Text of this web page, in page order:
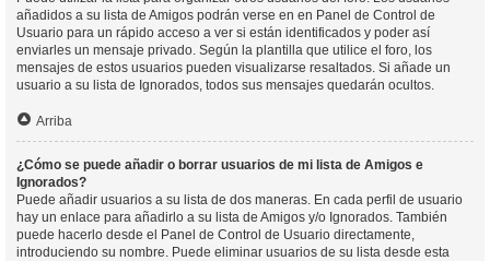
añadidos a su lista de Amigos podrán verse en en Panel de Control de
Usuario para un rápido acceso a ver si están identificados y poder así
enviarles un mensaje privado. Según la plantilla que utilice el foro, los
mensajes de estos usuarios pueden visualizarse resaltados. Si añade un
usuario a su lista de Ignorados, todos sus mensajes quedarán ocultos.
Arriba
¿Cómo se puede añadir o borrar usuarios de mi lista de Amigos e
Ignorados?
Puede añadir usuarios a su lista de dos maneras. En cada perfil de usuario
hay un enlace para añadirlo a su lista de Amigos y/o Ignorados. También
puede hacerlo desde el Panel de Control de Usuario directamente,
introduciendo su nombre. Puede eliminar usuarios de su lista desde esta